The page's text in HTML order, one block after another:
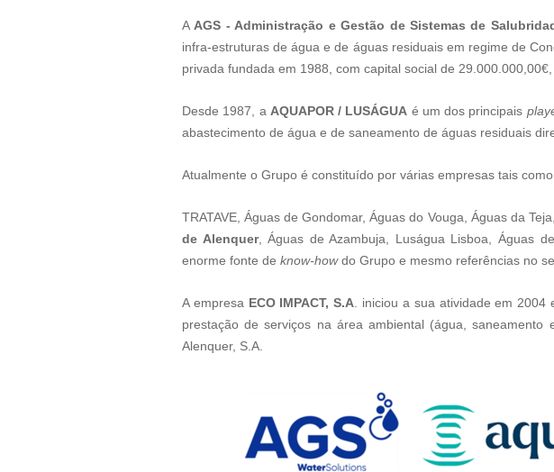
A AGS - Administração e Gestão de Sistemas de
infra-estruturas de água e de águas residuais em regime de
privada fundada em 1988, com capital social de
Desde 1987 , a AQUAPOR / LUSÁGUA é um dos principais
abastecimento de água e de saneamento de águas residuais
Atualmente o Grupo é constituído por várias empresas tais
TRATAVE, Águas de Gondomar, Águas do Vouga, Águas da
de Alenquer, Águas de Azambuja, Luságua Lisboa, Águas
enorme fonte de know-howdo Grupo e mesmo referências no
A empresa ECO IMPACT, S.A
iniciou a sua atividade em 2004
prestação de serviços na área ambiental (água,
Alenquer, S.A.